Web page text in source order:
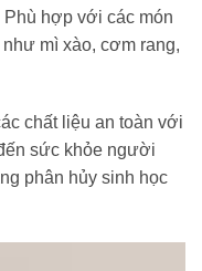
hợp với các món
mì xào, cơm rang,
chất liệu an toàn với
sức khỏe người
phân hủy sinh học